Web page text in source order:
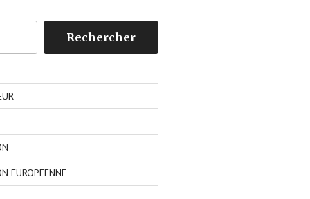
Rechercher
EUROPEENNE